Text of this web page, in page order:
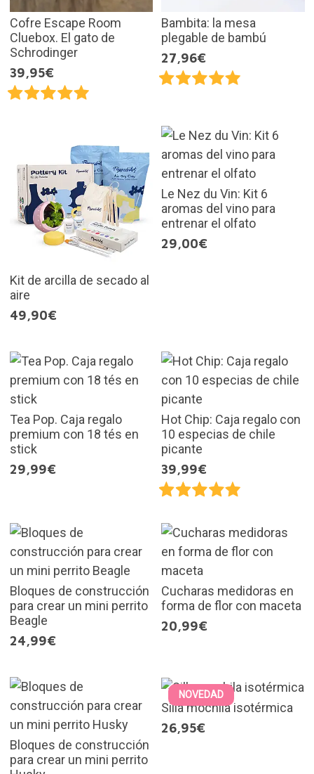
Cofre Escape Room
Cluebox. El gato de
Schrodinger
39,95€
Bambita: la mesa
plegable de bambú
27,96€
Kit de arcilla de secado al
aire
49,90€
Le Nez du Vin: Kit 6
aromas del vino para
entrenar el olfato
29,00€
Tea Pop. Caja regalo
premium con 18 tés en
stick
29,99€
Hot Chip: Caja regalo con
10 especias de chile
picante
39,99€
Bloques de construcción
para crear un mini perrito
Beagle
24,99€
Cucharas medidoras en
forma de flor con maceta
20,99€
Bloques de construcción
para crear un mini perrito
NOVEDAD
Silla mochila isotérmica
26,95€